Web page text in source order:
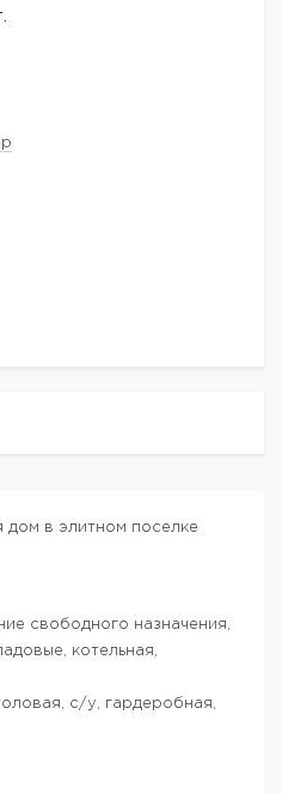
дом в элитном поселке
свободного назначения,
котельная,
с/у, гардеробная,